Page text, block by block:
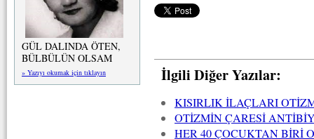
GÜL DALINDA ÖTEN,
BÜLBÜLÜN OLSAM
» Yazıyı okumak için tıklayın İlgili Diğer Yazılar:
KISIRLIK İLAÇLARI
OTİZMİN ÇARESİ
HER 40 ÇOCUKTAN BİRİ